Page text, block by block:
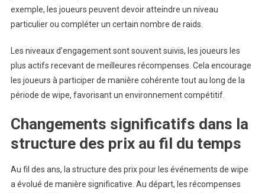
exemple, les joueurs peuvent devoir atteindre un niveau
particulier ou compléter un certain nombre de raids.
Les niveaux d’engagement sont souvent suivis, les joueurs les
plus actifs recevant de meilleures récompenses. Cela encourage
les joueurs à participer de manière cohérente tout au long de la
période de wipe, favorisant un environnement compétitif.
Changements significatifs dans la
structure des prix au fil du temps
Au fil des ans, la structure des prix pour les événements de wipe
a évolué de manière significative. Au départ, les récompenses